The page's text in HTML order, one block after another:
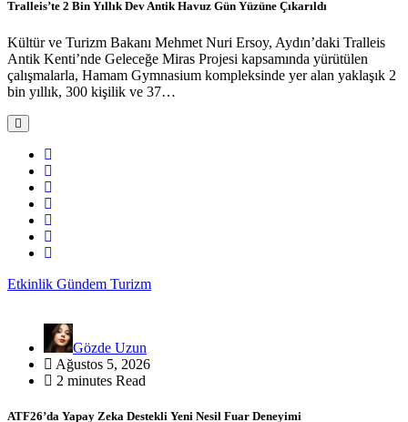
Tralleis’te 2 Bin Yıllık Dev Antik Havuz Gün Yüzüne Çıkarıldı
Kültür ve Turizm Bakanı Mehmet Nuri Ersoy, Aydın’daki Tralleis
Antik Kenti’nde Geleceğe Miras Projesi kapsamında yürütülen
çalışmalarla, Hamam Gymnasium kompleksinde yer alan yaklaşık 2
bin yıllık, 300 kişilik ve 37…
Etkinlik Gündem Turizm
Gözde Uzun
Ağustos 5, 2026
2 minutes Read
ATF26’da Yapay Zeka Destekli Yeni Nesil Fuar Deneyimi